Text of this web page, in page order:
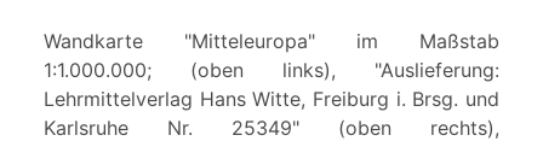
Wandkarte "Mitteleuropa" im Maßstab
1:1.000.000; (oben links), "Auslieferung:
Lehrmittelverlag Hans Witte, Freiburg i. Brsg. und
Karlsruhe Nr. 25349" (oben rechts),